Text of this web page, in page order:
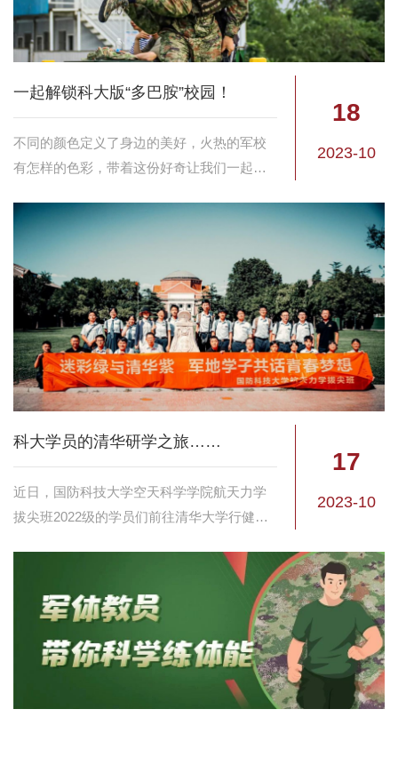
一起解锁科大版“多巴胺”校园！
不同的颜色定义了身边的美好，火热的军校
有怎样的色彩，带着这份好奇让我们一起打
版“多巴胺”校园吧。
18
2023-10
科大学员的清华研学之旅……
近日，国防科技大学空天科学学院航天力学
拔尖班2022级的学员们前往清华大学行健书
班成立于2022年，采用“双学位、贯通式、导
师制、个性化、多元化”培养方式，致力于...
17
2023-10